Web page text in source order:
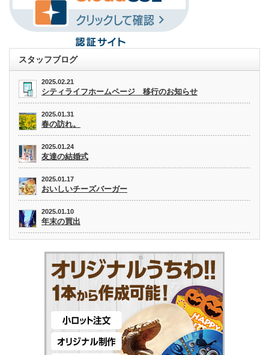
スタッフブログ
2025.02.21
シティライフホームページ 移行のお知らせ
2025.01.31
春の訪れ。
2025.01.24
友達の結婚式
2025.01.17
おいしいチーズバーガー
2025.01.10
年末の買出